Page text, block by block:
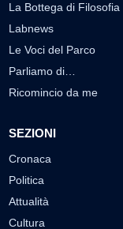
La Bottega di Filosofia
Labnews
Le Voci del Parco
Parliamo di…
Ricomincio da me
SEZIONI
Cronaca
Politica
Attualità
Cultura